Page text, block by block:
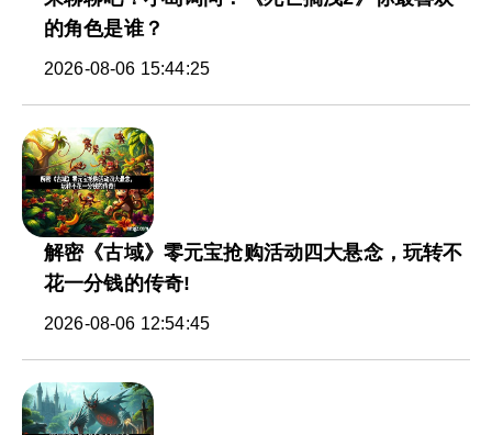
的角色是谁？
2026-08-06 15:44:25
解密《古域》零元宝抢购活动四大悬念，玩转不
花一分钱的传奇!
2026-08-06 12:54:45